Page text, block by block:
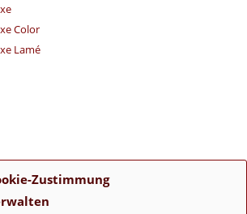
Zustimmung
Color
Lamé